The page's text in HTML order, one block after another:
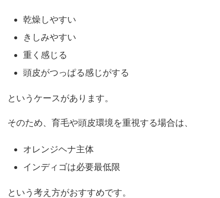
乾燥しやすい
きしみやすい
重く感じる
頭皮がつっぱる感じがする
というケースがあります。
そのため、育毛や頭皮環境を重視する場合は、
オレンジヘナ主体
インディゴは必要最低限
という考え方がおすすめです。